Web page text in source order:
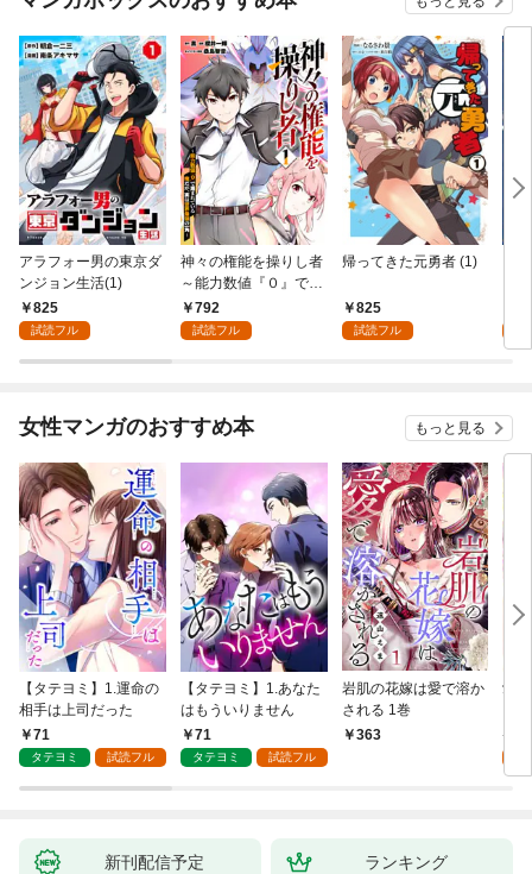
アラフォー男の東京ダ
ンジョン生活(1)
825
試読フル
神々の権能を操りし者
～能力数値『０』で蔑
まれている俺だが、実
は世界最強の一角～(1)
792
試読フル
帰ってきた元勇者 (1)
825
試読フル
(1)
女性マンガのおすすめ本 もっと見る
【タテヨミ】1.運命の
相手は上司だった
71
タテヨミ 試読フル
【タテヨミ】1.あなた
はもういりません
71
タテヨミ 試読フル
岩肌の花嫁は愛で溶か
される 1巻
363
愛
新刊配信予定 ランキング